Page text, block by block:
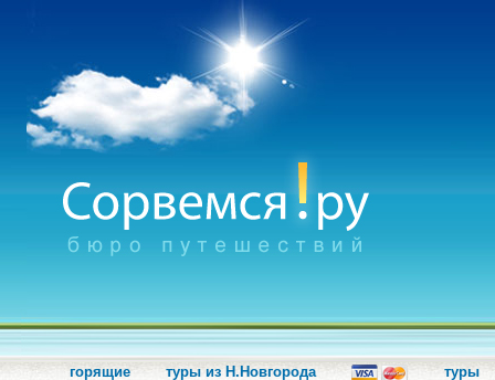
горящие туры из Н.Новгорода туры